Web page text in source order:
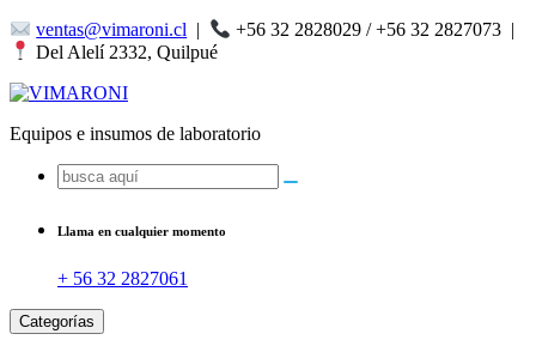
Saltar
al
ventas@vimaroni.cl | +56 32 2828029 / +56 32 2827073 |
Del Alelí 2332, Quilpué
Equipos e insumos de laboratorio
Buscar:
Llama en cualquier momento
+ 56 32 2827061
Categorías